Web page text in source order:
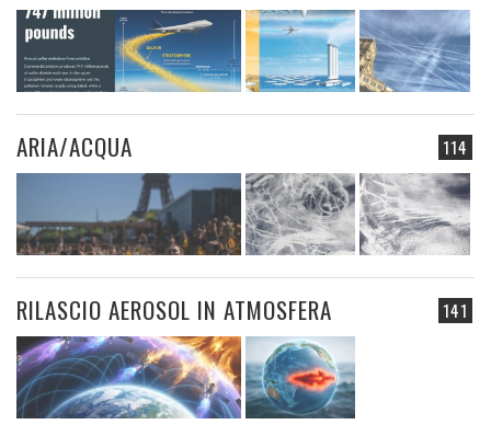
114
ARIA/ACQUA
141
RILASCIO AEROSOL IN ATMOSFERA